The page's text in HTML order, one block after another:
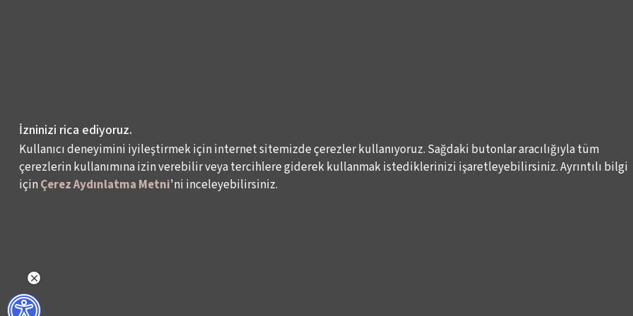
NELER YAPIYORUZ?
İzninizi rica ediyoruz.
Kullanıcı deneyimini iyileştirmek için internet sitemizde çerezler kullanıyoruz. Sağdaki butonlar aracılığıyla tüm
çerezlerin kullanımına izin verebilir veya tercihlere giderek kullanmak istediklerinizi işaretleyebilirsiniz. Ayrıntılı bilgi
için Çerez Aydınlatma Metni'ni inceleyebilirsiniz.